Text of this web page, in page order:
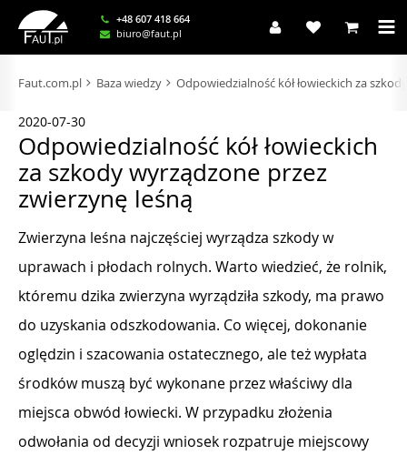
+48 607 418 664
biuro@faut.pl
Faut.com.pl Baza wiedzy Odpowiedzialność kół łowieckich za
2020-07-30
Odpowiedzialność kół łowieckich
za szkody wyrządzone przez
zwierzynę leśną
Zwierzyna leśna najczęściej wyrządza szkody w
uprawach i płodach rolnych. Warto wiedzieć, że rolnik,
któremu dzika zwierzyna wyrządziła szkody, ma prawo
do uzyskania odszkodowania. Co więcej, dokonanie
oględzin i szacowania ostatecznego, ale też wypłata
środków muszą być wykonane przez właściwy dla
miejsca obwód łowiecki. W przypadku złożenia
odwołania od decyzji wniosek rozpatruje miejscowy